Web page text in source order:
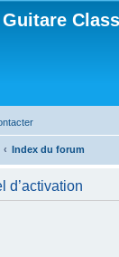
Guitare
Index du forum
d’activation